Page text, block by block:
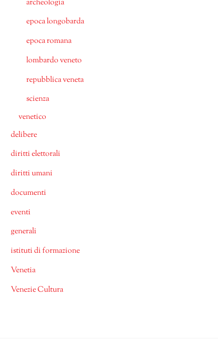
archeologia
epoca longobarda
epoca romana
lombardo veneto
repubblica veneta
scienza
venetico
delibere
diritti elettorali
diritti umani
documenti
eventi
generali
istituti di formazione
Venetia
Venezie Cultura